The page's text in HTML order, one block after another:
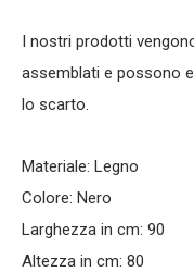
I nostri prodotti
assemblati e possono
lo scarto.
Materiale: Legno
Colore: Nero
Larghezza in cm: 90
Altezza in cm: 80